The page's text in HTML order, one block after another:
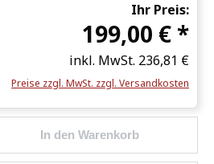
Ihr Preis:
199,00 € *
inkl. MwSt. 236,81 €
Preise zzgl. MwSt. zzgl. Versandkosten
den gewünschten Wert
In den Warenkorb